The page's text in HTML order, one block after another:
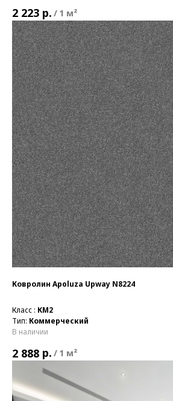
2 223 р. / 1 м²
Ковролин Apoluza Upway N8224
Класс : КМ2
Тип: Коммерческий
В наличии
2 888 р. / 1 м²